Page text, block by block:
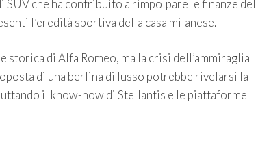
SUV che ha contribuito a rimpolpare le finanze del
l’eredità sportiva della casa milanese.
di Alfa Romeo, ma la crisi dell’ammiraglia
di una berlina di lusso potrebbe rivelarsi la
il know-how di Stellantis e le piattaforme